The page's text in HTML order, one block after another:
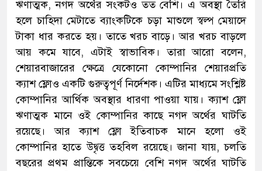
ঋণাত্মক, নগদ অর্থের সংকটও তত বেশি। এ অবস্থা তৈরি
হলে চাহিদা মেটাতে ব্যাংকটিকে চড়া মাশুলে স্বল্প মেয়াদে
টাকা ধার করতে হয়। তাতে খরচ বাড়ে। আর খরচ বাড়লে
আয় কমে যাবে, এটাই স্বাভাবিক। তারা আরো বলেন,
শেয়ারবাজারের ক্ষেত্রে যেকোনো কোম্পানির শেয়ারপ্রতি
ক্যাশ ফ্লোও একটি গুরুত্বপূর্ণ নির্দেশক। এটির মাধ্যমে সংশ্লিষ্ট
কোম্পানির আর্থিক অবস্থার ধারণা পাওয়া যায়। ক্যাশ ফ্লো
ঋণাত্মক মানে ওই কোম্পানির কাছে নগদ অর্থের ঘাটতি
রয়েছে। আর ক্যাশ ফ্লো ইতিবাচক মানে হলো ওই
কোম্পানির হাতে উদ্বৃত্ত তহবিল রয়েছে। জানা যায়, চলতি
বছরের প্রথম প্রান্তিকে সবচেয়ে বেশি নগদ অর্থের ঘাটতি